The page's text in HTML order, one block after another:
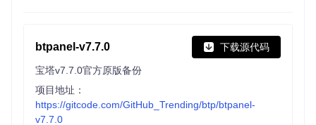
btpanel-v7.7.0 下载源代码
宝塔v7.7.0官方原版备份
项目地址：
https://gitcode.com/GitHub_Trending/btp/btpanel-
v7.7.0